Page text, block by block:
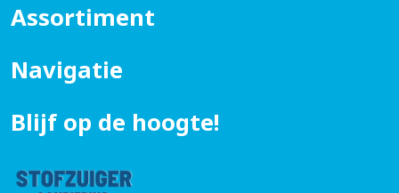
Assortiment
Navigatie
Blijf op de hoogte!